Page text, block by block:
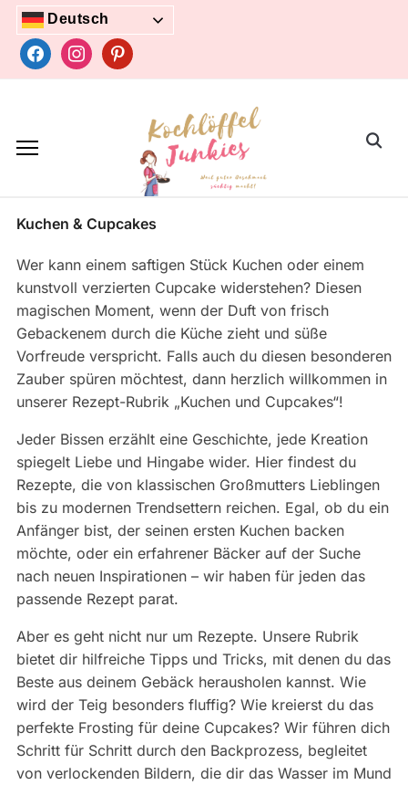
Skip
content
Deutsch
facebookinstagrampinterest
Search
Kuchen & Cupcakes
Wer kann einem saftigen Stück Kuchen oder einem
kunstvoll verzierten Cupcake widerstehen? Diesen
magischen Moment, wenn der Duft von frisch
Gebackenem durch die Küche zieht und süße
Vorfreude verspricht. Falls auch du diesen besonderen
Zauber spüren möchtest, dann herzlich willkommen in
unserer Rezept-Rubrik „Kuchen und Cupcakes“!
Jeder Bissen erzählt eine Geschichte, jede Kreation
spiegelt Liebe und Hingabe wider. Hier findest du
Rezepte, die von klassischen Großmutters Lieblingen
bis zu modernen Trendsettern reichen. Egal, ob du ein
Anfänger bist, der seinen ersten Kuchen backen
möchte, oder ein erfahrener Bäcker auf der Suche
nach neuen Inspirationen – wir haben für jeden das
passende Rezept parat.
Aber es geht nicht nur um Rezepte. Unsere Rubrik
bietet dir hilfreiche Tipps und Tricks, mit denen du das
Beste aus deinem Gebäck herausholen kannst. Wie
wird der Teig besonders fluffig? Wie kreierst du das
perfekte Frosting für deine Cupcakes? Wir führen dich
Schritt für Schritt durch den Backprozess, begleitet
von verlockenden Bildern, die dir das Wasser im Mund